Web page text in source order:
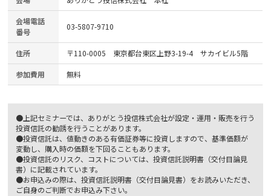
会場電話
番号
03-5807-9710
住所 〒110-0005 東京都台東区上野3-19-4 サカイビル5階
参加費用 無料
●上記セミナーでは、ありがとう投信株式会社が設定・運用・販売を行う
投資信託の勧誘を行うことがあります。
●投資信託は、値動きのある有価証券等に投資しますので、基準価額が
変動し、購入時の価額を下回ることもあります。
●投資信託のリスク、コストについては、投資信託説明書（交付目論見
書）に記載されています。
●お申込みの際は、投資信託説明書（交付目論見書）をお読みいただき、
ご自身のご判断でお申込み下さい。